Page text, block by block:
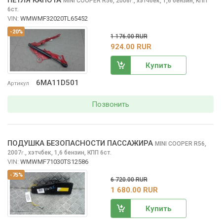
-20%
Артикул 6MA11D501
6ст.
VIN: WMWMF32020TL65452
1 176.00 RUR
924.00 RUR
Купить
Позвонить
-75%
ПОДУШКА БЕЗОПАСНОСТИ ПАССАЖИРА MINI COOPER R56,
2007г. хэтчбек, 1,6 бензин, КПП 6ст.
VIN: WMWMF71030TS12586
6 720.00 RUR
1 680.00 RUR
Купить